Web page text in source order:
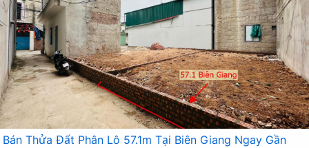
Bán Thửa Đất Phân Lô 57.1m Tại Biên Giang Ngay Gần